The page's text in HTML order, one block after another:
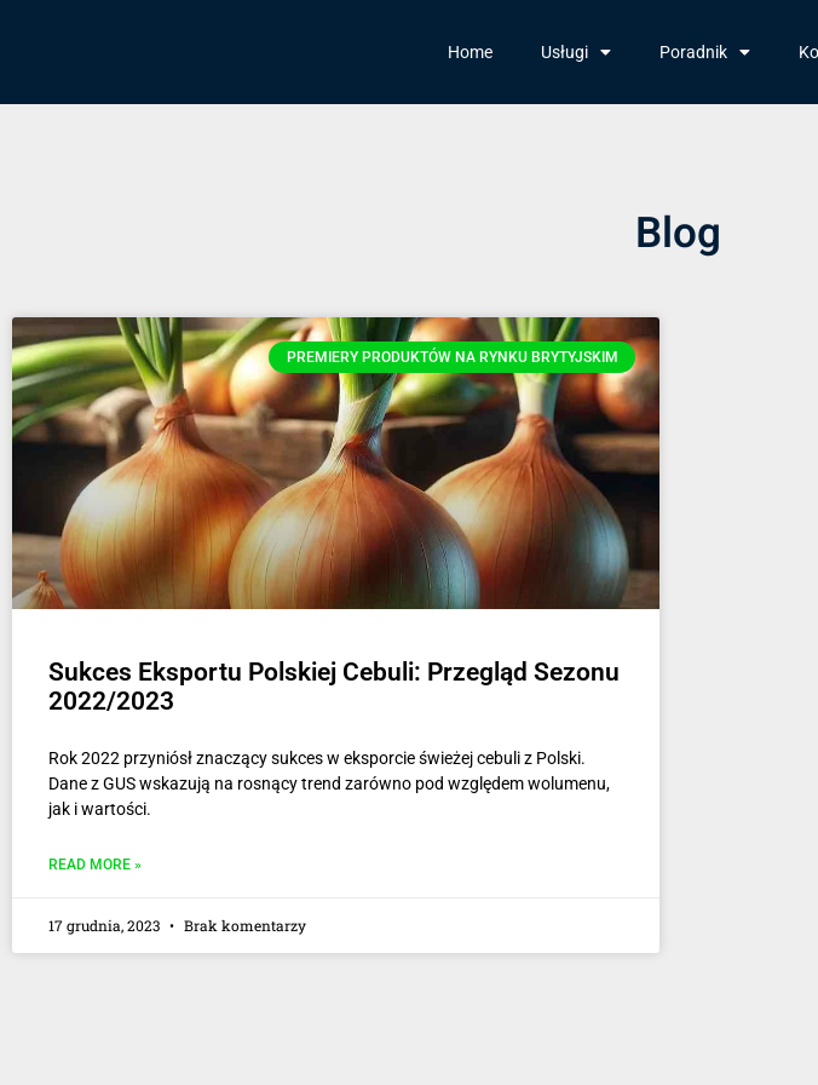
Home Usługi Poradnik
Blog
PREMIERY PRODUKTÓW NA RYNKU BRYTYJSKIM
Sukces Eksportu Polskiej Cebuli: Przegląd Sezonu
2022/2023
Rok 2022 przyniósł znaczący sukces w eksporcie świeżej cebuli z Polski.
Dane z GUS wskazują na rosnący trend zarówno pod względem wolumenu,
jak i wartości.
READ MORE »
17 grudnia, 2023 Brak komentarzy